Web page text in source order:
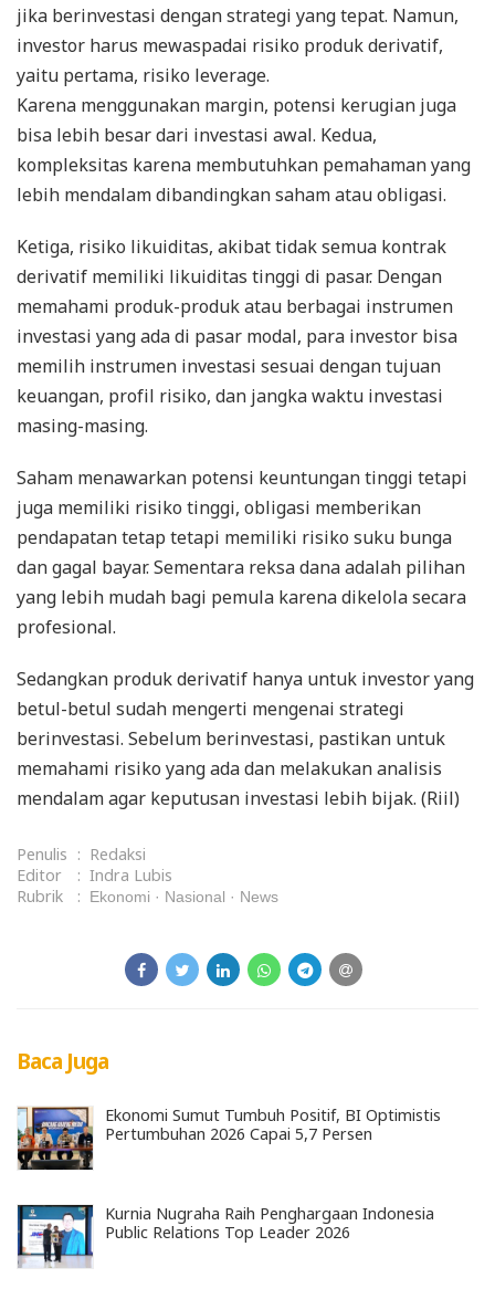
jika berinvestasi dengan strategi yang tepat. Namun,
investor harus mewaspadai risiko produk derivatif,
yaitu pertama, risiko leverage.
Karena menggunakan margin, potensi kerugian juga
bisa lebih besar dari investasi awal. Kedua,
kompleksitas karena membutuhkan pemahaman yang
lebih mendalam dibandingkan saham atau obligasi.
Ketiga, risiko likuiditas, akibat tidak semua kontrak
derivatif memiliki likuiditas tinggi di pasar. Dengan
memahami produk-produk atau berbagai instrumen
investasi yang ada di pasar modal, para investor bisa
memilih instrumen investasi sesuai dengan tujuan
keuangan, profil risiko, dan jangka waktu investasi
masing-masing.
Saham menawarkan potensi keuntungan tinggi tetapi
juga memiliki risiko tinggi, obligasi memberikan
pendapatan tetap tetapi memiliki risiko suku bunga
dan gagal bayar. Sementara reksa dana adalah pilihan
yang lebih mudah bagi pemula karena dikelola secara
profesional.
Sedangkan produk derivatif hanya untuk investor yang
betul-betul sudah mengerti mengenai strategi
berinvestasi. Sebelum berinvestasi, pastikan untuk
memahami risiko yang ada dan melakukan analisis
mendalam agar keputusan investasi lebih bijak. (Riil)
Penulis : Redaksi
Editor
: Indra Lubis
Rubrik
: Ekonomi Nasional News
Baca Juga
Ekonomi Sumut Tumbuh Positif, BI Optimistis
Pertumbuhan 2026 Capai 5,7 Persen
Kurnia Nugraha Raih Penghargaan Indonesia
Public Relations Top Leader 2026